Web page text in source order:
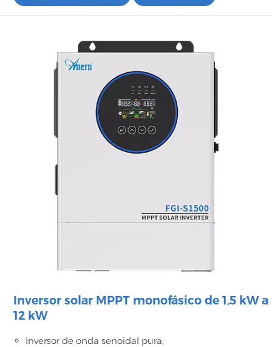
Inversor solar MPPT monofásico de 1,5 kW a
12 kW
Inversor de onda senoidal pura;